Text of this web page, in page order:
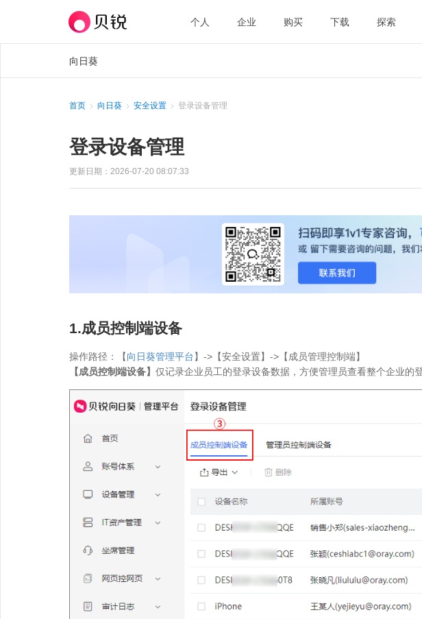
个人 企业 购买 下载 探索
向日葵
首页 向日葵 安全设置 登录设备管理
登录设备管理
更新日期：2026-07-20 08:07:33
1.成员控制端设备
操作路径：【向日葵管理平台】->【安全设置】->【成员管理控制端】
【成员控制端设备】 仅记录企业员工的登录设备数据，方便管理员查看整个企业的